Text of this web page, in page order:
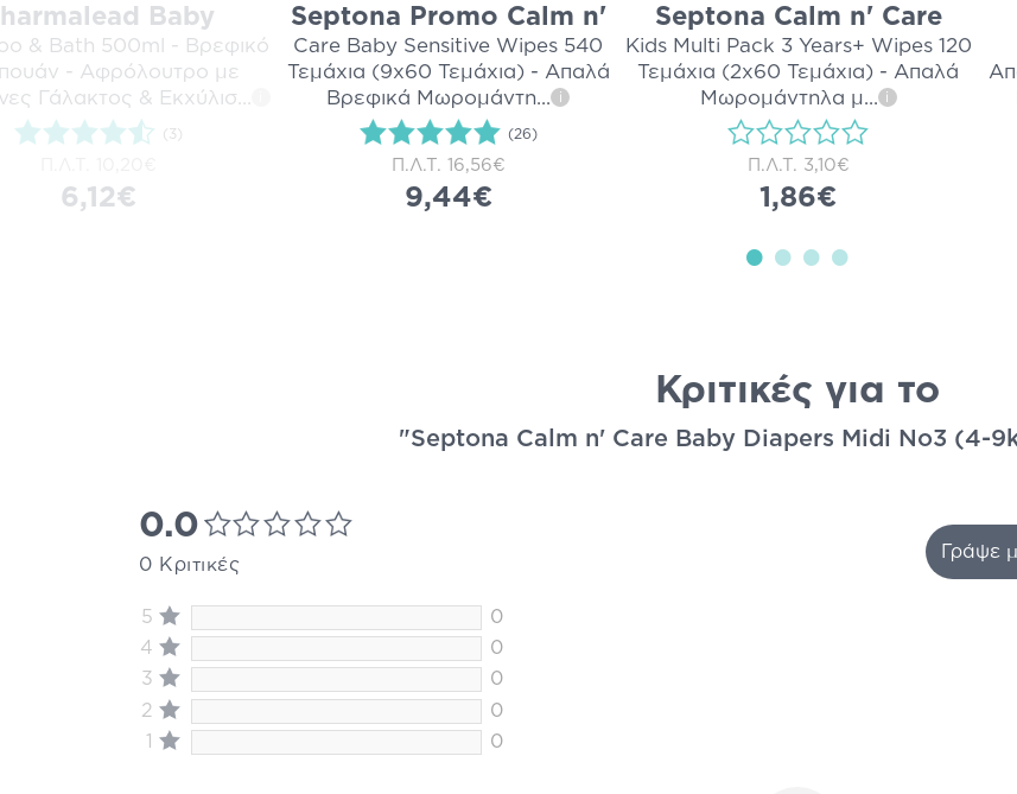
Baby
& Bath 500ml - Βρεφικό
- Αφρόλουτρο με
Γάλακτος & Εκχύλισ
(3)
6,12€
Septona Promo Calm n'
Care Baby Sensitive Wipes 540
Τεμάχια (9x60 Τεμάχια) - Απαλά
Βρεφικά Μωρομάντη... i
(26)
Π.Λ.Τ. 16,56€
9,44€
Septona Calm n' Care
Kids Multi Pack 3 Years+ Wipes 120
Τεμάχια (2x60 Τεμάχια) - Απαλά
Μωρομάντηλα μ... i
Π.Λ.Τ. 3,10€
1,86€
Κριτικές για το
"Septona Calm n' Care Baby Diapers Midi No3 (4-
0.0
0 Κριτικές
5
0
4
0
3
0
2
0
1
0
Γράψε